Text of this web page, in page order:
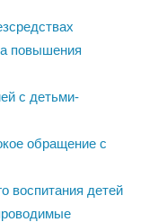
повышения
с детьми-
обращение с
воспитания детей